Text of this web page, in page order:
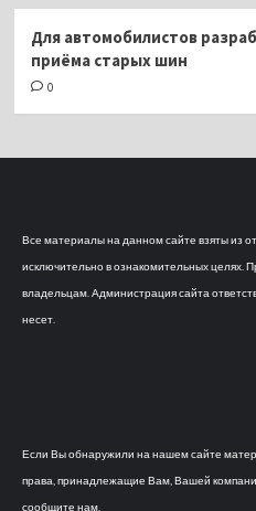
Для автомобилистов
приёма старых шин
0
Все материалы на данном сайте взяты из
исключительно в ознакомительных целях.
владельцам. Администрация сайта
несет.
Если Вы обнаружили на нашем сайте
права, принадлежащие Вам, Вашей
сообщите нам.